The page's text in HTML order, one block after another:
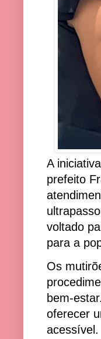
A
prefeito
voltado
para a
Os
bem-
oferecer
acessível.